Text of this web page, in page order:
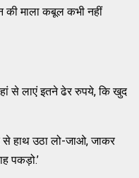
की माला कबूल कभी नहीं
से लाएं इतने ढेर रुपये, कि खुद
से हाथ उठा लो-जाओ, जाकर
पकड़ो.’